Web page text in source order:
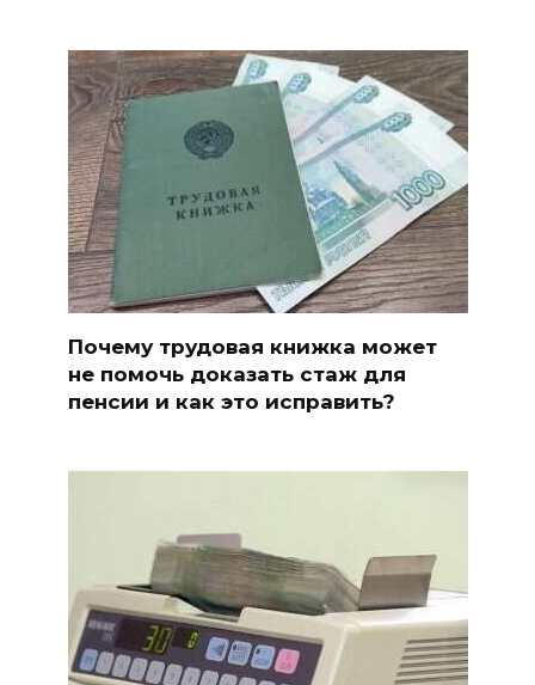
Почему трудовая книжка может
не помочь доказать стаж для
пенсии и как это исправить?